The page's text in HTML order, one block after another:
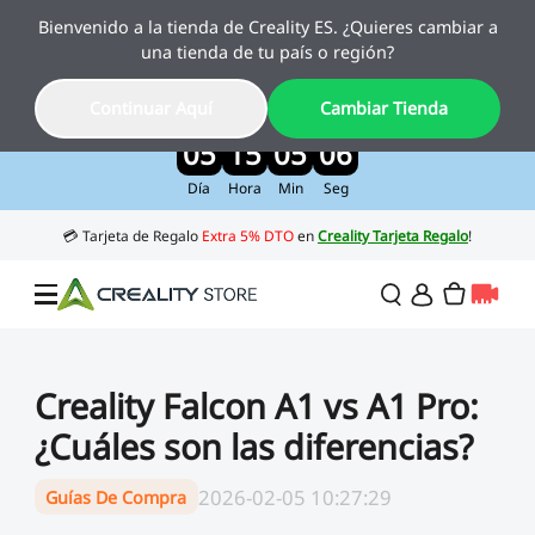
Creality Pika, el nuevo escáner 3D con IA
ya está aquí
Disfruta de un 10 % de descuento por lanzamiento
>>
05
Día
15
Hora
05
Min
04
Seg
Impresora 3D
Creality Falcon A1 vs A1 Pro:
¿Cuáles son las diferencias?
Guías De Compra 2026-02-05 10:27:29
Bienvenido a la tienda de Creality ES. ¿Quieres cambiar a
una tienda de tu país o región?
Cambiar Tienda